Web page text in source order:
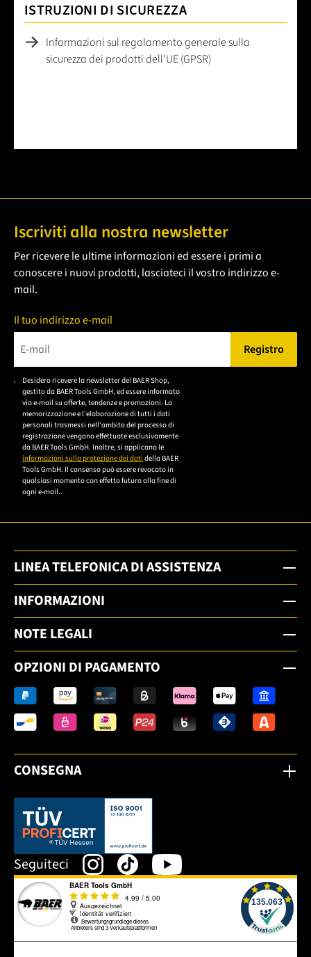
ISTRUZIONI DI SICUREZZA
Informazioni sul regolamento generale sulla
sicurezza dei prodotti dell'UE (GPSR)
Iscriviti alla nostra newsletter
Per ricevere le ultime informazioni ed essere i primi a
conoscere i nuovi prodotti, lasciateci il vostro indirizzo e-
mail.
Il tuo indirizzo e-mail
Bitte geben Sie eine gültige E-Mail-Adresse ein.
Registro
Desidero ricevere la newsletter del BAER Shop,
gestito da BAER Tools GmbH, ed essere informato
via e-mail su offerte, tendenze e promozioni. La
memorizzazione e l'elaborazione di tutti i dati
personali trasmessi nell'ambito del processo di
registrazione vengono effettuate esclusivamente
da BAER Tools GmbH. Inoltre, si applicano le
informazioni sulla protezione dei dati della BAER
Tools GmbH. Il consenso può essere revocato in
qualsiasi momento con effetto futuro alla fine di
ogni e-mail..
LINEA TELEFONICA DI ASSISTENZA
INFORMAZIONI
NOTE LEGALI
OPZIONI DI PAGAMENTO
CONSEGNA
Dieser Link öffnet sich in einem neuen Tab.
Seguiteci